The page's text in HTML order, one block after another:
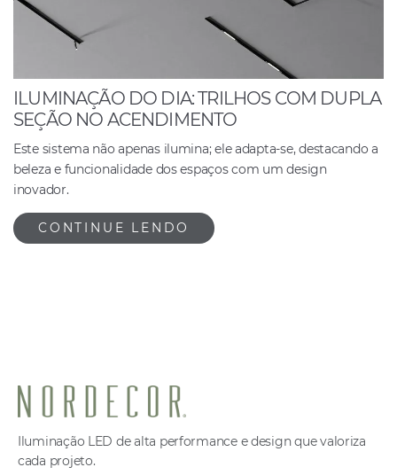
ILUMINAÇÃO DO DIA: TRILHOS COM DUPLA
SEÇÃO NO ACENDIMENTO
Este sistema não apenas ilumina; ele adapta-se, destacando a
beleza e funcionalidade dos espaços com um design
inovador.
CONTINUE LENDO
Iluminação LED de alta performance e design que valoriza
cada projeto.